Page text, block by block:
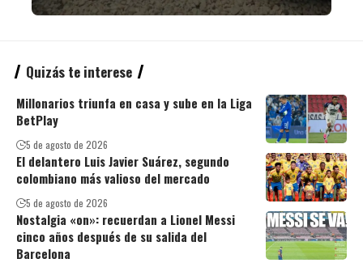
Quizás te interese
Millonarios triunfa en casa y sube en la Liga
BetPlay
5 de agosto de 2026
El delantero Luis Javier Suárez, segundo
colombiano más valioso del mercado
5 de agosto de 2026
Nostalgia «on»: recuerdan a Lionel Messi
cinco años después de su salida del
Barcelona